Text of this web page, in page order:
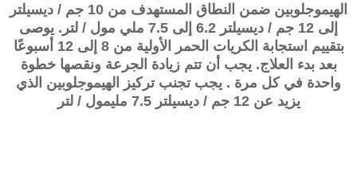
الهيموجلوبين ضمن النطاق المستهدف من 10 جم / ديسيلتر
إلى 12 جم / ديسيلتر 6.2 إلى 7.5 ملي مول / لتر. يوصى
بتقييم استجابة الكريات الحمر الأولية من 8 إلى 12 أسبوعًا
بعد بدء العلاج. يجب أن تتم زيادة الجرعة ونقصها خطوة
واحدة في كل مرة . يجب تجنب تركيز الهيموجلوبين الذي
يزيد عن 12 جم / ديسيلتر 7.5 مليمول / لتر